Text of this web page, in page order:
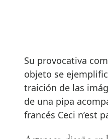
Su provocativa
objeto se
traición de las
de una pipa
francés Ceci n’est